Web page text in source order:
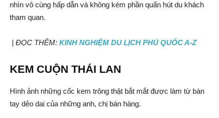
nhìn vô cùng hấp dẫn và không kém phần quấn hút du khách
tham quan.
| ĐỌC THÊM: KINH NGHIỆM DU LỊCH PHÚ QUỐC A-Z
KEM CUỘN THÁI LAN
Hình ảnh những cốc kem trông thật bắt mắt được làm từ bàn
tay dẻo dai của những anh, chị bán hàng.